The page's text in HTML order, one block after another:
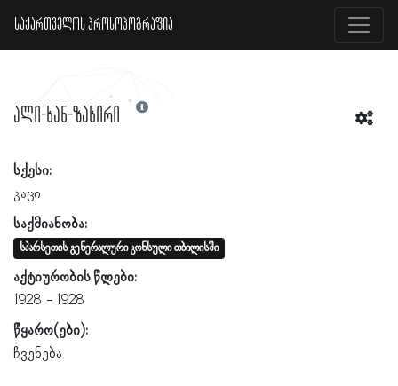
საქართველოს პროსოპოგრაფია
ალი-ხან-ზახირი
სქესი:
კაცი
საქმიანობა:
სპარსეთის გენერალური კონსული თბილისში
აქტიურობის წლები:
1928
1928
წყარო(ები):
ჩვენება